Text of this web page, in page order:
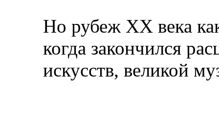
Но рубеж XX века
когда закончился
искусств, великой